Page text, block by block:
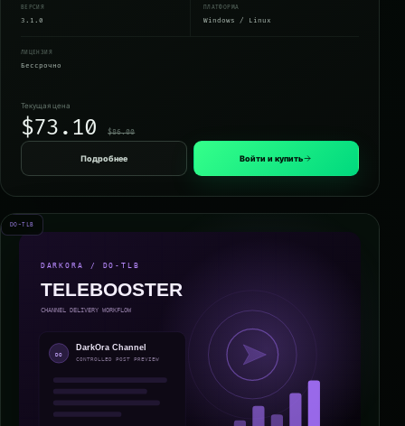
ВЕРСИЯ
3.1.0
ПЛАТФОРМА
Windows / Linux
ЛИЦЕНЗИЯ
Бессрочно
Текущая цена
$73.10 $86.00
Подробнее Войти и купить
DO-TLB